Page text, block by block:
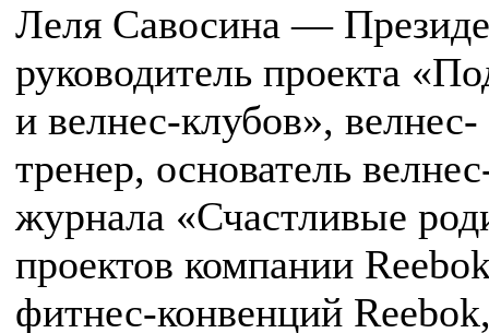
Леля Савосина —
руководитель проекта
и велнес-клубов»,
тренер, основатель
журнала «Счастливые
проектов компании
фитнес-конвенций